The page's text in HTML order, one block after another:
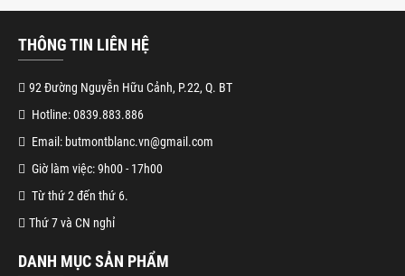
THÔNG TIN LIÊN HỆ
92 Đường Nguyễn Hữu Cảnh, P.22, Q. BT
Hotline: 0839.883.886
Email: butmontblanc.vn@gmail.com
Giờ làm việc: 9h00 - 17h00
Từ thứ 2 đến thứ 6.
Thứ 7 và CN nghỉ
DANH MỤC SẢN PHẨM